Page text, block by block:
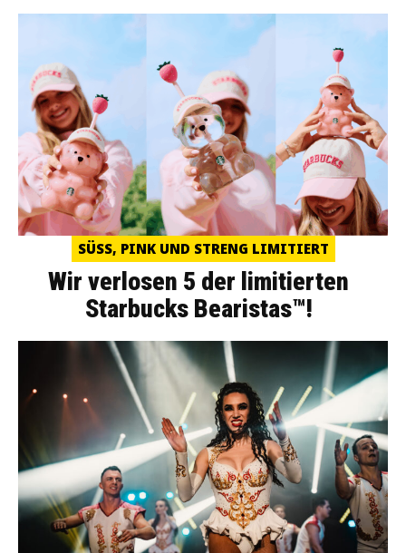
SÜSS, PINK UND STRENG LIMITIERT
Wir verlosen 5 der limitierten
Starbucks Bearistas™!